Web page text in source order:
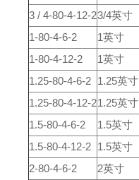
3 / 4-80-4-12-23/4英寸
1-80-4-6-2
1英寸
1-80-4-12-2
1英寸
1.25-80-4-6-2 1.25英寸
1.25-80-4-12-21.25英寸
1.5-80-4-6-2
1.5英寸
1.5-80-4-12-2 1.5英寸
2-80-4-6-2
2英寸